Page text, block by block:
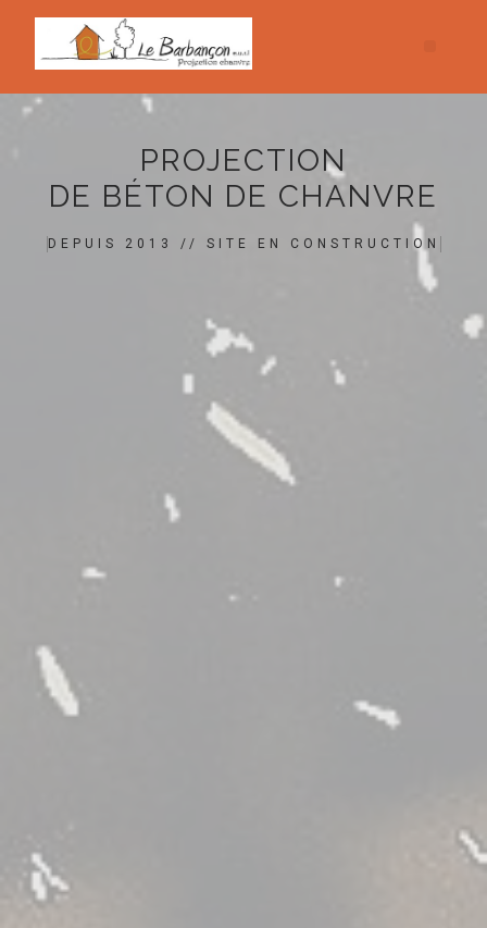
PROJECTION
DE BÉTON DE CHANVRE
DEPUIS 2013 // SITE EN CONSTRUCTION